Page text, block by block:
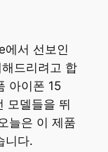
에서 선보인
드리려고 합
아이폰 15
모델들을 뛰
늘은 이 제품
니다.